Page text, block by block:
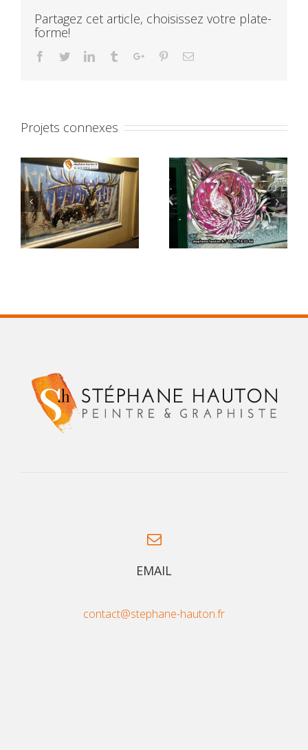
Partagez cet article, choisissez votre plate-
forme!
Facebook
TwitterLinkedinTumblrGoogle+PinterestEmail
Projets connexes
EMAIL
contact@stephane-hauton.fr